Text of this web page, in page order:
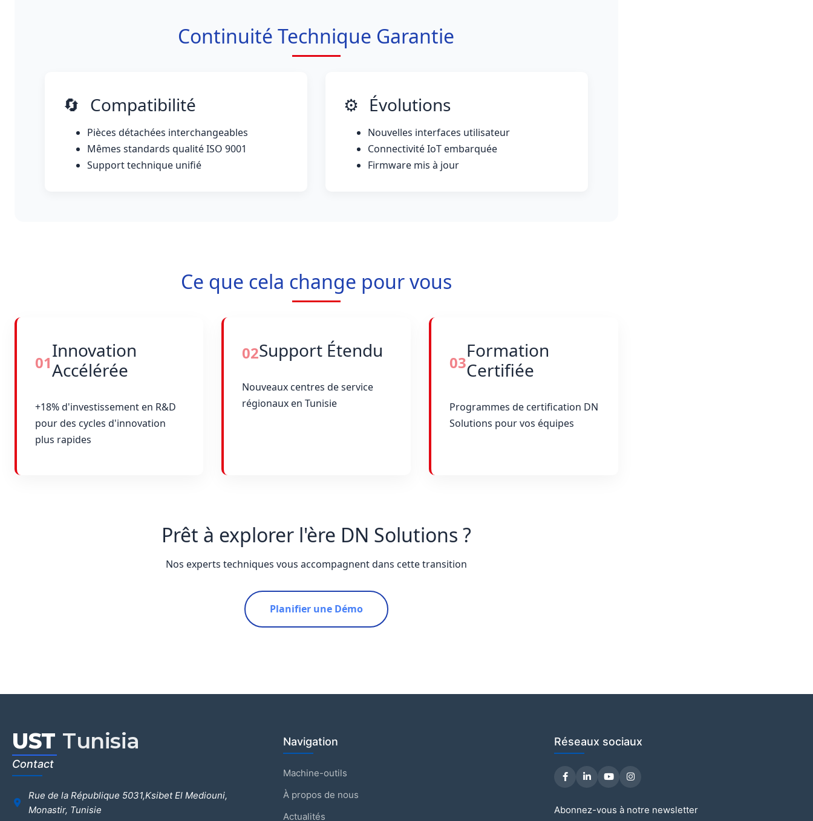
Continuité Technique Garantie
🔄 Compatibilité
Pièces détachées interchangeables
Mêmes standards qualité ISO 9001
Support technique unifié
⚙️ Évolutions
Nouvelles interfaces utilisateur
Connectivité IoT embarquée
Firmware mis à jour
Ce que cela change pour vous
01
Innovation
Accélérée
+18% d'investissement en R&D
pour des cycles d'innovation
plus rapides
02Support Étendu
Nouveaux centres de service
régionaux en Tunisie
03
Formation
Certifiée
Programmes de certification DN
Solutions pour vos équipes
Prêt à explorer l'ère DN Solutions ?
Nos experts techniques vous accompagnent dans cette transition
Planifier une Démo
UST Tunisia
Contact
Rue de la République 5031,Ksibet El Mediouni,
Monastir, Tunisie
Navigation
Machine-outils
À propos de nous
Actualités
Réseaux sociaux
Abonnez-vous à notre newsletter